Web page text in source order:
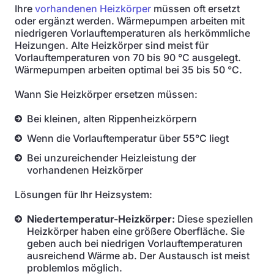
Ihre vorhandenen Heizkörper müssen oft ersetzt
oder ergänzt werden. Wärmepumpen arbeiten mit
niedrigeren Vorlauftemperaturen als herkömmliche
Heizungen. Alte Heizkörper sind meist für
Vorlauftemperaturen von 70 bis 90 °C ausgelegt.
Wärmepumpen arbeiten optimal bei 35 bis 50 °C.
Wann Sie Heizkörper ersetzen müssen:
Bei kleinen, alten Rippenheizkörpern
Wenn die Vorlauftemperatur über 55°C liegt
Bei unzureichender Heizleistung der
vorhandenen Heizkörper
Lösungen für Ihr Heizsystem:
Niedertemperatur-Heizkörper: Diese speziellen
Heizkörper haben eine größere Oberfläche. Sie
geben auch bei niedrigen Vorlauftemperaturen
ausreichend Wärme ab. Der Austausch ist meist
problemlos möglich.